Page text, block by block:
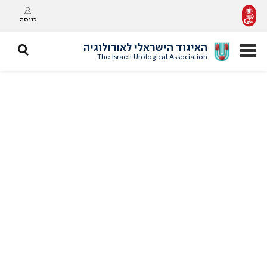
כניסה
האיגוד הישראלי לאורולוגיה
The Israeli Urological Association